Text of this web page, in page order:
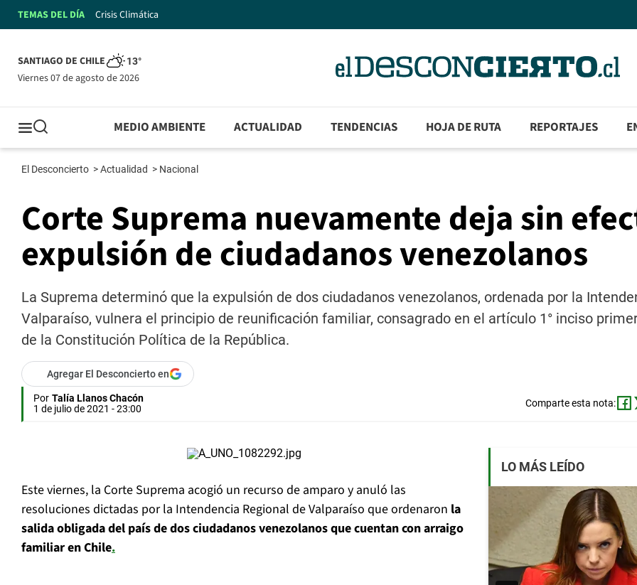
TEMAS DEL DÍA Crisis Climática
SANTIAGO DE CHILE 13°
viernes 07 de agosto de 2026
MEDIO AMBIENTE ACTUALIDAD TENDENCIAS HOJA DE RUTA REPORTAJES
El Desconcierto >Actualidad > Nacional
Corte Suprema nuevamente deja sin
expulsión de ciudadanos venezolanos
La Suprema determinó que la expulsión de dos ciudadanos venezolanos, ordenada por la
Valparaíso, vulnera el principio de reunificación familiar, consagrado en el artículo 1° inciso
de la Constitución Política de la República.
Agregar El Desconcierto en
Por Talía Llanos Chacón
1 de julio de 2021 - 23:00
Comparte esta nota:
Este viernes, la Corte Suprema acogió un recurso de amparo y anuló las
resoluciones dictadas por la Intendencia Regional de Valparaíso que ordenaron la
salida obligada del país de dos ciudadanos venezolanos que cuentan con arraigo
familiar en Chile.
LO MÁS LEÍDO